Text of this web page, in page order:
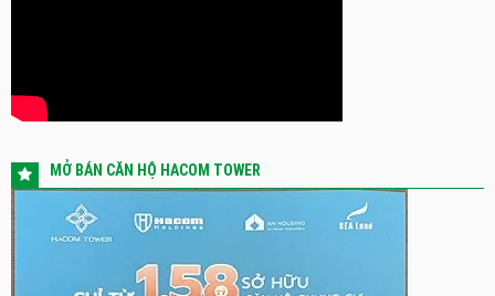
MỞ BÁN CĂN HỘ HACOM TOWER